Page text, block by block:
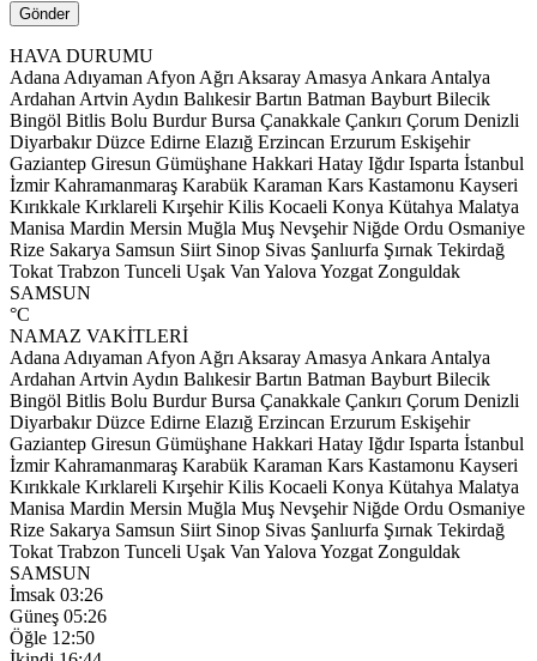
HAVA DURUMU
Adana Adıyaman Afyon Ağrı Aksaray Amasya Ankara Antalya
Ardahan Artvin Aydın Balıkesir Bartın Batman Bayburt Bilecik
Bingöl Bitlis Bolu Burdur Bursa Çanakkale Çankırı Çorum Denizli
Diyarbakır Düzce Edirne Elazığ Erzincan Erzurum Eskişehir
Gaziantep Giresun Gümüşhane Hakkari Hatay Iğdır Isparta İstanbul
İzmir Kahramanmaraş Karabük Karaman Kars Kastamonu Kayseri
Kırıkkale Kırklareli Kırşehir Kilis Kocaeli Konya Kütahya Malatya
Manisa Mardin Mersin Muğla Muş Nevşehir Niğde Ordu Osmaniye
Rize Sakarya Samsun Siirt Sinop Sivas Şanlıurfa Şırnak Tekirdağ
Tokat Trabzon Tunceli Uşak Van Yalova Yozgat Zonguldak
SAMSUN
°C
NAMAZ VAKİTLERİ
Adana Adıyaman Afyon Ağrı Aksaray Amasya Ankara Antalya
Ardahan Artvin Aydın Balıkesir Bartın Batman Bayburt Bilecik
Bingöl Bitlis Bolu Burdur Bursa Çanakkale Çankırı Çorum Denizli
Diyarbakır Düzce Edirne Elazığ Erzincan Erzurum Eskişehir
Gaziantep Giresun Gümüşhane Hakkari Hatay Iğdır Isparta İstanbul
İzmir Kahramanmaraş Karabük Karaman Kars Kastamonu Kayseri
Kırıkkale Kırklareli Kırşehir Kilis Kocaeli Konya Kütahya Malatya
Manisa Mardin Mersin Muğla Muş Nevşehir Niğde Ordu Osmaniye
Rize Sakarya Samsun Siirt Sinop Sivas Şanlıurfa Şırnak Tekirdağ
Tokat Trabzon Tunceli Uşak Van Yalova Yozgat Zonguldak
SAMSUN
İmsak 03:26
Güneş 05:26
Öğle 12:50